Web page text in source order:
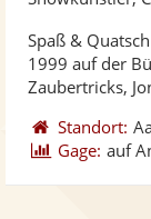
Spaß &
1999 auf der
Zaubertricks,
Standort:
Gage: auf